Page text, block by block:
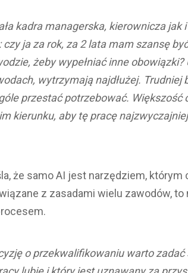
kadra managerska, kierownicza
ja za rok, za 2 lata mam szansę
żeby wypełniać inne
wytrzymają najdłużej. Trudniej
przestać potrzebować. Większość
kierunku, aby tę pracę
że samo AI jest narzędziem, którym
z zasadami wielu zawodów, to
o przekwalifikowaniu warto